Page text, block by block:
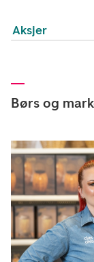
Aksjer
Børs og